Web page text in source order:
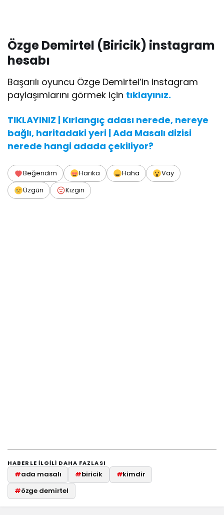
Özge Demirtel (Biricik) instagram
hesabı
Başarılı oyuncu Özge Demirtel’in instagram
paylaşımlarını görmek için tıklayınız.
TIKLAYINIZ | Kırlangıç adası nerede, nereye
bağlı, haritadaki yeri | Ada Masalı dizisi
nerede hangi adada çekiliyor?
Beğendim Harika Haha
Vay
Üzgün
Kızgın
HABERLE ILGILI DAHA FAZLASI
#ada masalı #biricik #kimdir
#özge demirtel